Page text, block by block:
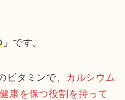
」です。
ビタミンで、
カルシウム
康を保つ役割を持って